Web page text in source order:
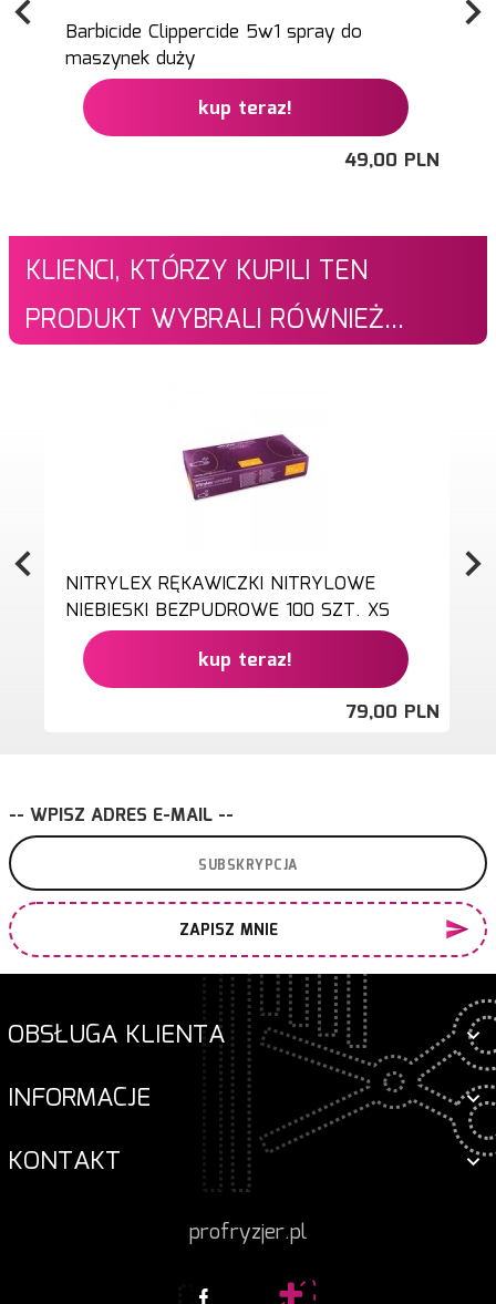
Barbicide Clippercide 5w1 spray do
maszynek duży
kup teraz!
49,00 PLN
KLIENCI, KTÓRZY KUPILI TEN
PRODUKT WYBRALI RÓWNIEŻ...
NITRYLEX RĘKAWICZKI NITRYLOWE
NIEBIESKI BEZPUDROWE 100 SZT. XS
kup teraz!
79,00 PLN
-- WPISZ ADRES E-MAIL --
ZAPISZ MNIE
OBSŁUGA KLIENTA
INFORMACJE
KONTAKT
profryzjer.pl